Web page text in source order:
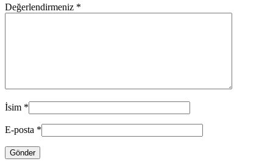
Değerlendirmeniz *
İsim *
E-posta *